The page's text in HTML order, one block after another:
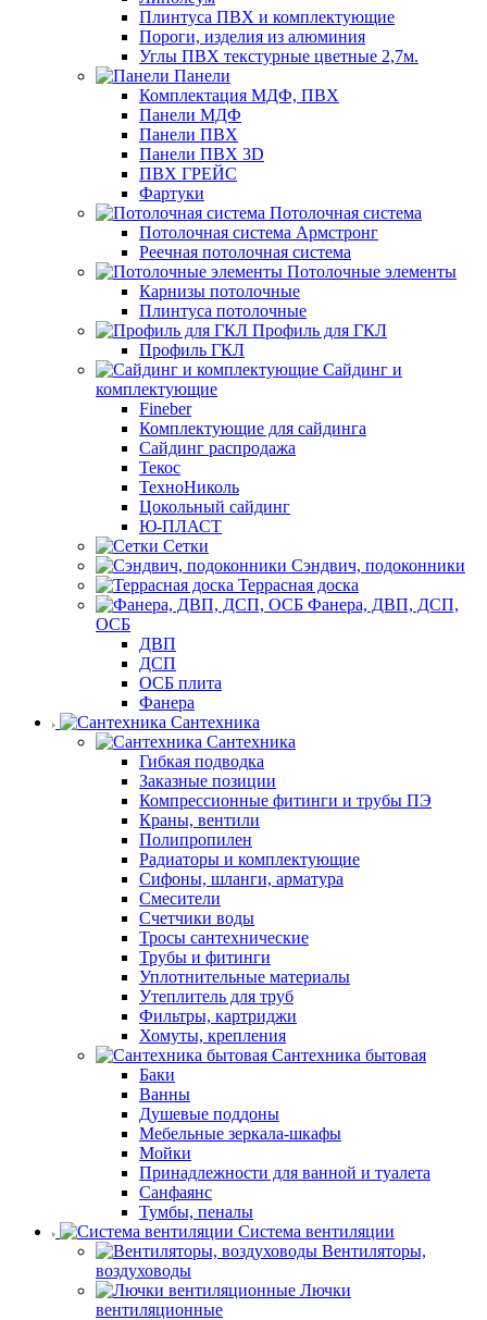
Плинтуса ПВХ и комплектующие
Пороги, изделия из алюминия
Углы ПВХ текстурные цветные 2,7м.
Панели
Комплектация МДФ, ПВХ
Панели МДФ
Панели ПВХ
Панели ПВХ 3D
ПВХ ГРЕЙС
Фартуки
Потолочная система
Потолочная система Армстронг
Реечная потолочная система
Потолочные элементы
Карнизы потолочные
Плинтуса потолочные
Профиль для ГКЛ
Профиль ГКЛ
Сайдинг и
комплектующие
Fineber
Комплектующие для сайдинга
Сайдинг распродажа
Текос
ТехноНиколь
Цокольный сайдинг
Ю-ПЛАСТ
Сетки
Сэндвич, подоконники
Террасная доска
Фанера, ДВП, ДСП,
ОСБ
ДВП
ДСП
ОСБ плита
Фанера
Сантехника
Сантехника
Гибкая подводка
Заказные позиции
Компрессионные фитинги и трубы ПЭ
Краны, вентили
Полипропилен
Радиаторы и комплектующие
Сифоны, шланги, арматура
Смесители
Счетчики воды
Тросы сантехнические
Трубы и фитинги
Уплотнительные материалы
Утеплитель для труб
Фильтры, картриджи
Хомуты, крепления
Сантехника бытовая
Баки
Ванны
Душевые поддоны
Мебельные зеркала-шкафы
Мойки
Принадлежности для ванной и туалета
Санфаянс
Тумбы, пеналы
Система вентиляции
Вентиляторы,
воздуховоды
Лючки
вентиляционные